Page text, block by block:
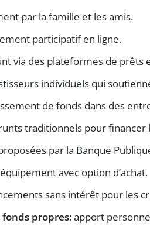
par la famille et les amis.
participatif en ligne.
via des plateformes de prêts
individuels qui
de fonds dans des
traditionnels pour financer
par la Banque
avec option d’achat.
sans intérêt pour les
propres: apport